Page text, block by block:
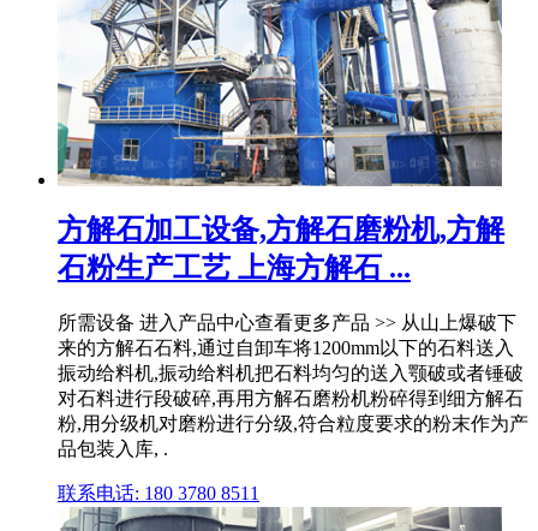
方解石加工设备,方解石磨粉机,方解
石粉生产工艺 上海方解石 ...
所需设备 进入产品中心查看更多产品 >> 从山上爆破下
来的方解石石料,通过自卸车将1200mm以下的石料送入
振动给料机,振动给料机把石料均匀的送入颚破或者锤破
对石料进行段破碎,再用方解石磨粉机粉碎得到细方解石
粉,用分级机对磨粉进行分级,符合粒度要求的粉末作为产
品包装入库, .
联系电话: 180 3780 8511